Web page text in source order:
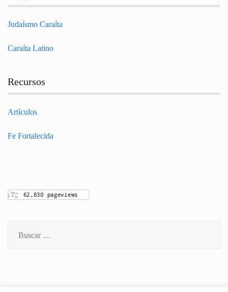
Judaísmo Caraíta
Caraíta Latino
Recursos
Artículos
Fe Fortalecida